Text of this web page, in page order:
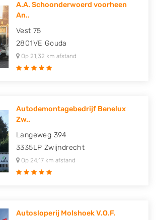
A.A. Schoonderwoerd voorheen
An..
Vest 75
2801VE Gouda
Op 21,32 km afstand
Autodemontagebedrijf Benelux
Zw..
Langeweg 394
3335LP Zwijndrecht
Op 24,17 km afstand
Autosloperij Molshoek V.O.F.